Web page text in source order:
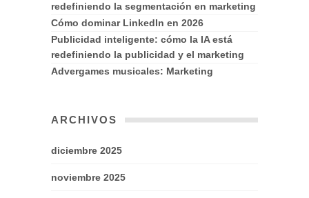
redefiniendo la segmentación en marketing
Cómo dominar LinkedIn en 2026
Publicidad inteligente: cómo la IA está
redefiniendo la publicidad y el marketing
Advergames musicales: Marketing
ARCHIVOS
diciembre 2025
noviembre 2025